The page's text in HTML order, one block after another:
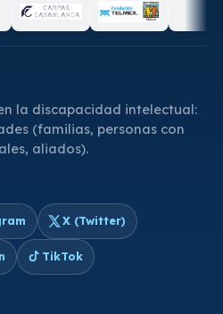
la discapacidad intelectual:
(familias, personas con
aliados).
X (Twitter)
TikTok